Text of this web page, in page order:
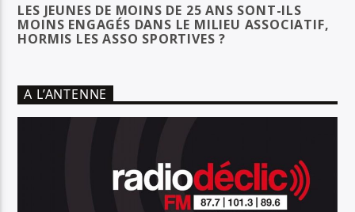
LES JEUNES DE MOINS DE 25 ANS SONT-ILS
MOINS ENGAGÉS DANS LE MILIEU ASSOCIATIF,
HORMIS LES ASSO SPORTIVES ?
A L’ANTENNE